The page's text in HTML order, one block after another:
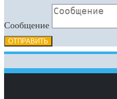
Сообщение
ОТПРАВИТЬ